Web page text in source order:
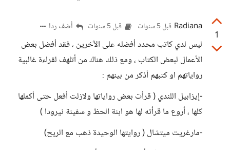
1
Radiana قبل 5 سنوات قبل 5 سنوات أضف ردا
ليس لدي كاتب محدد أفضله على الآخرين ، فقد أفضل بعض
الأعمال لبعض الكتاب ، ومع ذلك هناك من أتلهف لقراءة غالبية
رواياتهم او كتبهم أذكر من بينهم :
-إيزابيل اللندي ( قرأت بعض رواياتها ولازلت أفعل حتى أكملها
كلها ، أروع ما قرأته لها هو ابنة الحظ و سفينة نيرودا )
-مارغريت ميتشال ( روايتها الوحيدة ذهب مع الريح)